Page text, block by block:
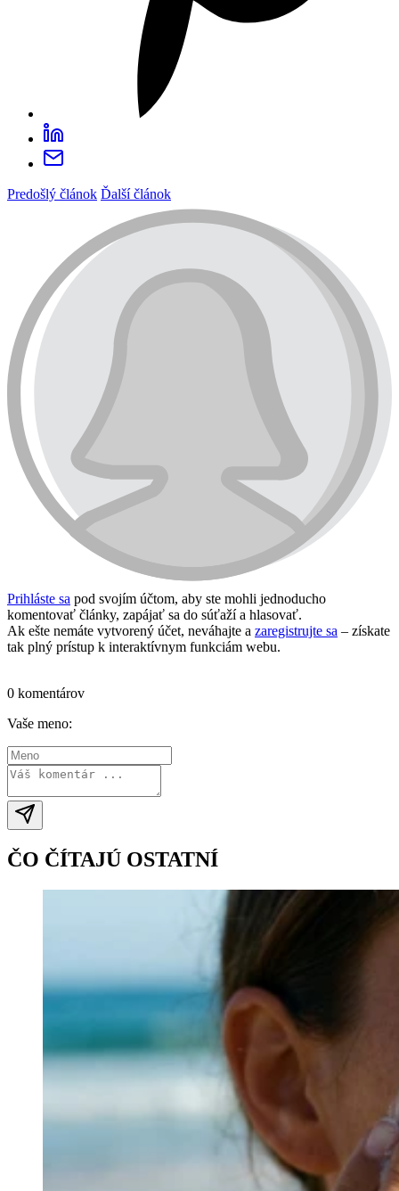
Predošlý článok Ďalší článok
Prihláste sa pod svojím účtom, aby ste mohli jednoducho
komentovať články, zapájať sa do súťaží a hlasovať.
Ak ešte nemáte vytvorený účet, neváhajte a zaregistrujte sa – získate
tak plný prístup k interaktívnym funkciám webu.
0 komentárov
Vaše meno:
ČO ČÍTAJÚ OSTATNÍ